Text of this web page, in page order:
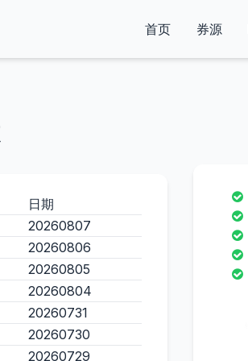
首页 券源
日期
20260807
20260806
20260805
20260804
20260731
20260730
20260729